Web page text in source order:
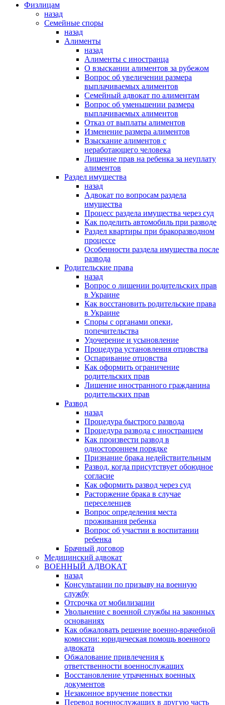
Физлицам
назад
Семейные споры
назад
Алименты
назад
Алименты с иностранца
О взыскании алиментов за рубежом
Вопрос об увеличении размера
выплачиваемых алиментов
Семейный адвокат по алиментам
Вопрос об уменьшении размера
выплачиваемых алиментов
Отказ от выплаты алиментов
Изменение размера алиментов
Взыскание алиментов с
неработающего человека
Лишение прав на ребенка за неуплату
алиментов
Раздел имущества
назад
Адвокат по вопросам раздела
имущества
Процесс раздела имущества через суд
Как поделить автомобиль при разводе
Раздел квартиры при бракоразводном
процессе
Особенности раздела имущества после
развода
Родительские права
назад
Вопрос о лишении родительских прав
в Украине
Как восстановить родительские права
в Украине
Споры с органами опеки,
попечительства
Удочерение и усыновление
Процедура установления отцовства
Оспаривание отцовства
Как оформить ограничение
родительских прав
Лишение иностранного гражданина
родительских прав
Развод
назад
Процедура быстрого развода
Процедура развода с иностранцем
Как произвести развод в
одностороннем порядке
Признание брака недействительным
Развод, когда присутствует обоюдное
согласие
Как оформить развод через суд
Расторжение брака в случае
переселенцев
Вопрос определения места
проживания ребенка
Вопрос об участии в воспитании
ребенка
Брачный договор
Медицинский адвокат
ВОЕННЫЙ АДВОКАТ
назад
Консультации по призыву на военную
службу
Отсрочка от мобилизации
Увольнение с военной службы на законных
основаниях
Как обжаловать решение военно-врачебной
комиссии: юридическая помощь военного
адвоката
Обжалование привлечения к
ответственности военнослужащих
Восстановление утраченных военных
документов
Незаконное вручение повестки
Перевод военнослужащих в другую часть